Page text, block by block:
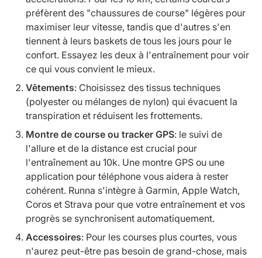
préfèrent des "chaussures de course" légères pour
maximiser leur vitesse, tandis que d'autres s'en
tiennent à leurs baskets de tous les jours pour le
confort. Essayez les deux à l'entraînement pour voir
ce qui vous convient le mieux.
Vêtements: Choisissez des tissus techniques
(polyester ou mélanges de nylon) qui évacuent la
transpiration et réduisent les frottements.
Montre de course ou tracker GPS: le suivi de
l'allure et de la distance est crucial pour
l'entraînement au 10k. Une montre GPS ou une
application pour téléphone vous aidera à rester
cohérent. Runna s'intègre à Garmin, Apple Watch,
Coros et Strava pour que votre entraînement et vos
progrès se synchronisent automatiquement.
Accessoires: Pour les courses plus courtes, vous
n'aurez peut-être pas besoin de grand-chose, mais